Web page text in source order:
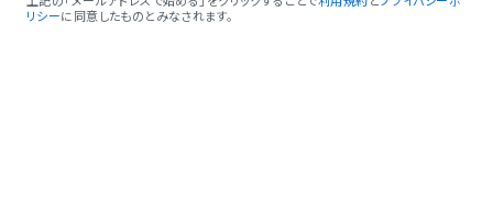
リシーに同意したものとみなされます。